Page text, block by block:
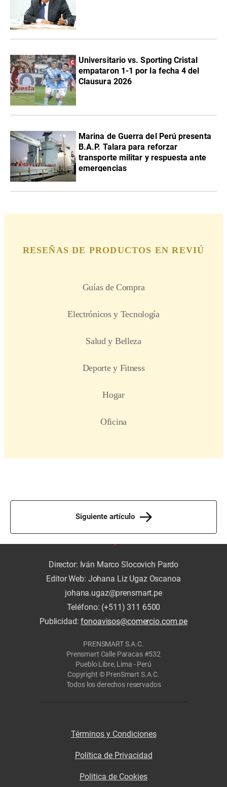
Universitario vs. Sporting Cristal
empataron 1-1 por la fecha 4 del
Clausura 2026
Marina de Guerra del Perú presenta
B.A.P. Talara para reforzar
transporte militar y respuesta ante
emergencias
Siguiente artículo
Director: Iván Marco Slocovich Pardo
Editor Web: Johana Liz Ugaz Oscanoa
johana.ugaz@prensmart.pe
Teléfono: (+511) 311 6500
Publicidad:fonoavisos@comercio.com.pe
PRENSMART S.A.C.
Prensmart Calle Paracas #532
Pueblo Libre, Lima - Perú
Copyright © PrenSmart S.A.C.
Todos los derechos reservados
Términos y Condiciones
Política de Privacidad
Politica de Cookies